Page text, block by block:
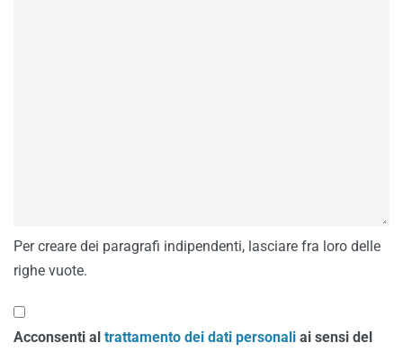
Per creare dei paragrafi indipendenti, lasciare fra loro delle
righe vuote.
Acconsenti al trattamento dei dati personali ai sensi del